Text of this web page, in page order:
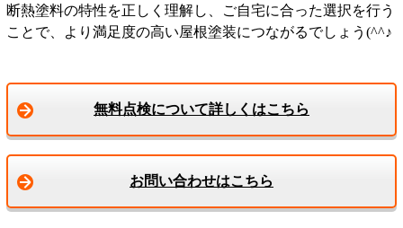
断熱塗料の特性を正しく理解し、ご自宅に合った選択を行う
ことで、より満足度の高い屋根塗装につながるでしょう(^^♪
無料点検について詳しくはこちら
お問い合わせはこちら